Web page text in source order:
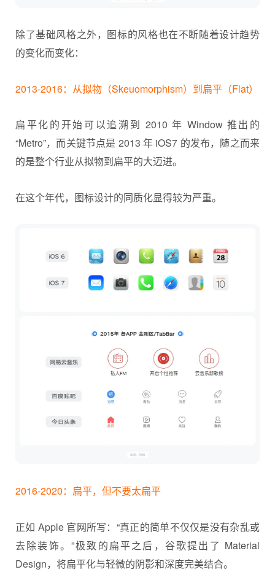
除了基础风格之外，图标的风格也在不断随着设计趋势
的变化而变化：
2013-2016：从拟物（Skeuomorphism）到扁平（Flat）
扁平化的开始可以追溯到 2010 年 Window 推出的
“Metro”，而关键节点是 2013 年 iOS7 的发布，随之而来
的是整个行业从拟物到扁平的大迈进。
在这个年代，图标设计的同质化显得较为严重。
2016-2020：扁平，但不要太扁平
正如 Apple 官网所写：“真正的简单不仅仅是没有杂乱或
去除装饰。”极致的扁平之后，谷歌提出了 Material
Design，将扁平化与轻微的阴影和深度完美结合。